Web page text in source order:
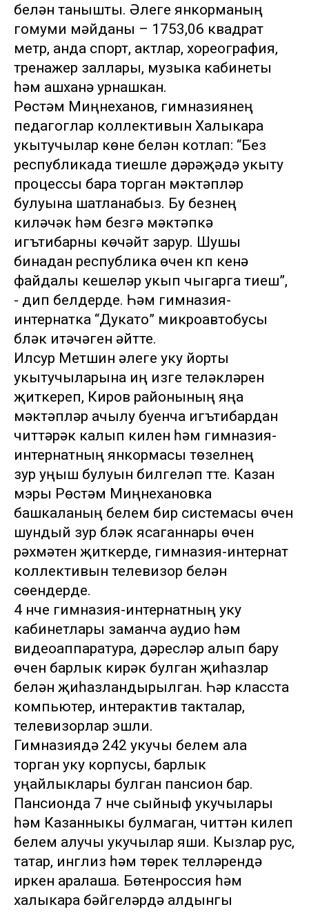
белән танышты. Әлеге янкорманың
гомуми мәйданы – 1753,06 квадрат
метр, анда спорт, актлар, хореография,
тренажер заллары, музыка кабинеты
һәм ашханә урнашкан.
Рөстәм Миңнеханов, гимназиянең
педагоглар коллективын Халыкара
укытучылар көне белән котлап: “Без
республикада тиешле дәрәҗәдә укыту
процессы бара торган мәктәпләр
булуына шатланабыз. Бу безнең
киләчәк һәм безгә мәктәпкә
игътибарны көчәйтү зарур. Шушы
бинадан республика өчен күп кенә
файдалы кешеләр укып чыгарга тиеш”,
- дип белдерде. Һәм гимназия-
интернатка “Дукато” микроавтобусы
бүләк итәчәген әйтте.
Илсур Метшин әлеге уку йорты
укытучыларына иң изге теләкләрен
җиткереп, Киров районының яңа
мәктәпләр ачылу буенча игътибардан
читтәрәк калып килүен һәм гимназия-
интернатның янкормасы төзелүнең
зур уңыш булуын билгеләп үтте. Казан
мэры Рөстәм Миңнехановка
башкаланың белем бирү системасы өчен
шундый зур бүләк ясаганнары өчен
рәхмәтен җиткерде, гимназия-интернат
коллективын телевизор белән
сөендерде.
4 нче гимназия-интернатның уку
кабинетлары заманча аудио һәм
видеоаппаратура, дәресләр алып бару
өчен барлык кирәк булган җиһазлар
белән җиһазландырылган. Һәр класста
компьютер, интерактив такталар,
телевизорлар эшли.
Гимназиядә 242 укучы белем ала
торган уку корпусы, барлык
уңайлыклары булган пансион бар.
Пансионда 7 нче сыйныф укучылары
һәм Казанныкы булмаган, читтән килеп
белем алучы укучылар яши. Кызлар рус,
татар, инглиз һәм төрек телләрендә
иркен аралаша. Бөтенроссия һәм
халыкара бәйгеләрдә алдынгы